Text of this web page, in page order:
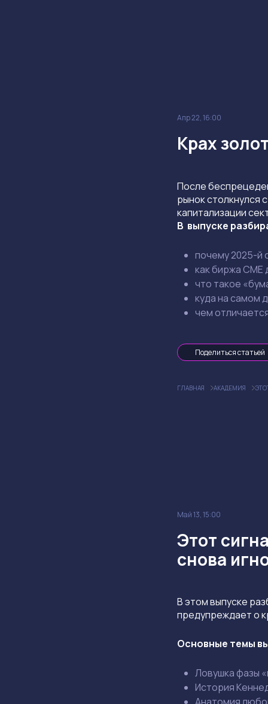
Апр 22, 16:00
Крах
После
рынок столкнулся
капитализации
В выпуске
почему 2025-й
как биржа
что такое
куда на самом
чем
Поделиться статьей
ГЛАВНАЯ АКАДЕМИЯ
Май 13, 15:00
Этот
снова
В этом выпуске
предупреждает о
Основные темы
Ловушка фазы
История